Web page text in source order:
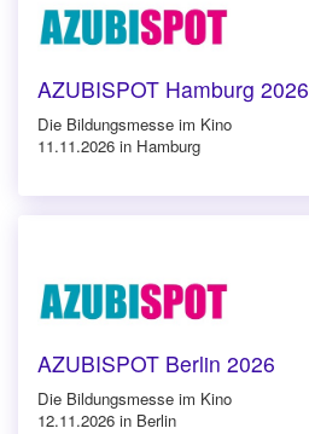
AZUBISPOT Hamburg 2026
Die Bildungsmesse im Kino
11.11.2026 in Hamburg
AZUBISPOT Berlin 2026
Die Bildungsmesse im Kino
12.11.2026 in Berlin